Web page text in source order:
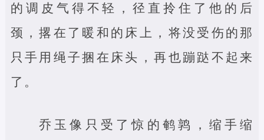
的调皮气得不轻，径直拎住了他的后
颈，撂在了暖和的床上，将没受伤的那
只手用绳子捆在床头，再也蹦跶不起来
了。
乔玉像只受了惊的鹌鹑，缩手缩